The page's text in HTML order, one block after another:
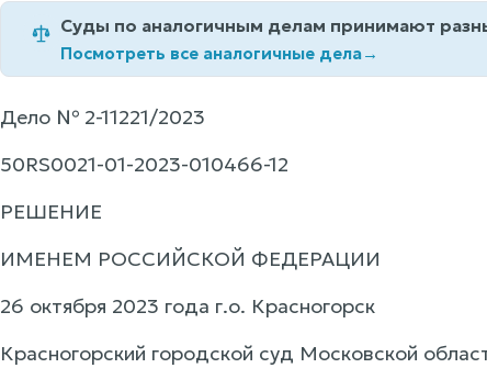
Суды по аналогичным делам принимают
Посмотреть все аналогичные дела→
Дело № 2-11221/2023
50RS0021-01-2023-010466-12
РЕШЕНИЕ
ИМЕНЕМ РОССИЙСКОЙ ФЕДЕРАЦИИ
26 октября 2023 года г.о. Красногорск
Красногорский городской суд Московской